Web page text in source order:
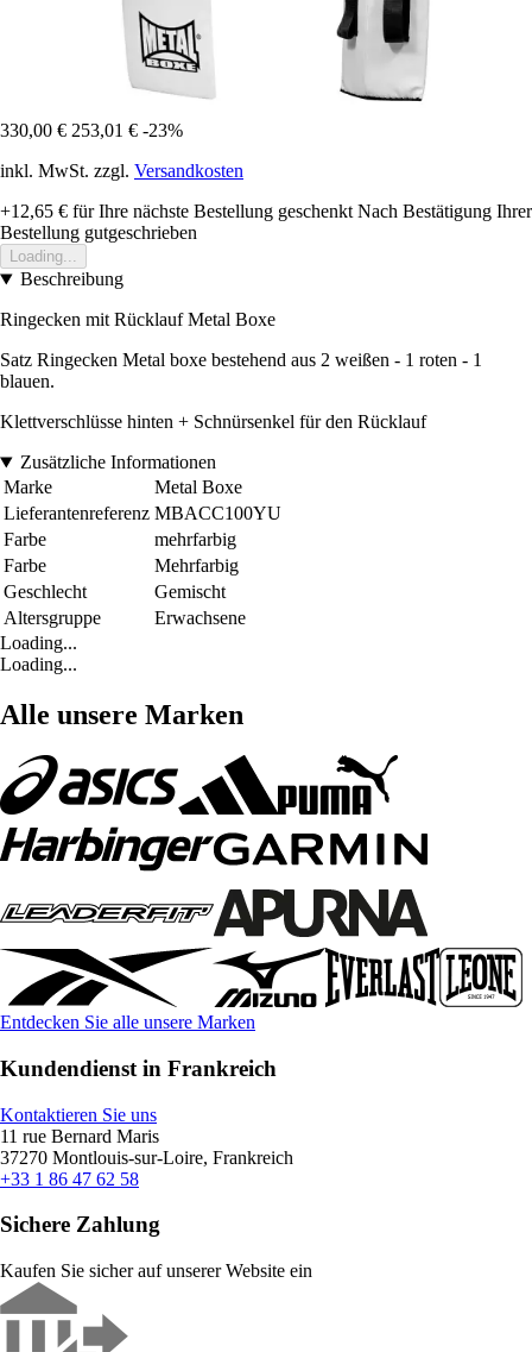
330,00 € 253,01 € -23%
inkl. MwSt. zzgl. Versandkosten
+12,65 € für Ihre nächste Bestellung geschenkt Nach Bestätigung Ihrer
Bestellung gutgeschrieben
Loading...
Beschreibung
Ringecken mit Rücklauf Metal Boxe
Satz Ringecken Metal boxe bestehend aus 2 weißen - 1 roten - 1
blauen.
Klettverschlüsse hinten + Schnürsenkel für den Rücklauf
Zusätzliche Informationen
Marke
Metal Boxe
Lieferantenreferenz MBACC100YU
Farbe
mehrfarbig
Farbe
Mehrfarbig
Geschlecht
Gemischt
Altersgruppe
Erwachsene
Loading...
Loading...
Alle unsere Marken
Entdecken Sie alle unsere Marken
Kundendienst in Frankreich
Kontaktieren Sie uns
11 rue Bernard Maris
37270 Montlouis-sur-Loire, Frankreich
+33 1 86 47 62 58
Sichere Zahlung
Kaufen Sie sicher auf unserer Website ein